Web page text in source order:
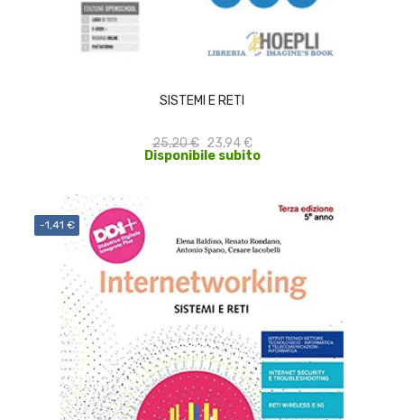
SISTEMI E RETI
25,20 € 23,94 €
Disponibile subito
-1,41 €